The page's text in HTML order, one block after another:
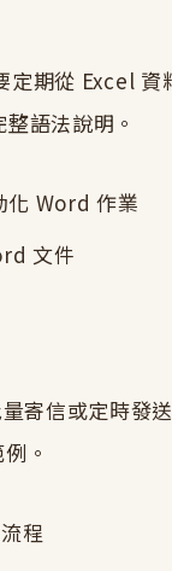
期從 Excel 資
語法說明。
化 Word 作業
文件
寄信或定時發
。
程